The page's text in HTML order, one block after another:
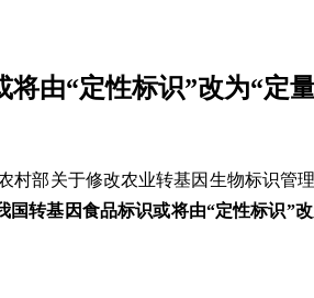
由“定性标识”改为“定
村部关于修改农业转基因 生物标识管理
国转基因食品标识或将由“定性标识”